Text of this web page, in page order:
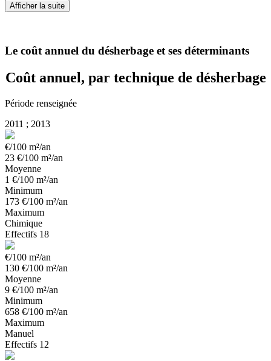
Afficher la suite
Le coût annuel du désherbage et ses déterminants
Coût annuel, par technique de désherbage
Période renseignée
2011 ; 2013
€/100 m²/an
23 €/100 m²/an
Moyenne
1 €/100 m²/an
Minimum
173 €/100 m²/an
Maximum
Chimique
Effectifs 18
€/100 m²/an
130 €/100 m²/an
Moyenne
9 €/100 m²/an
Minimum
658 €/100 m²/an
Maximum
Manuel
Effectifs 12